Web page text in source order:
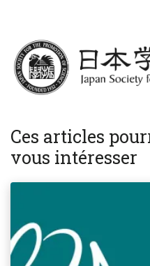
Ces articles
vous intéresser